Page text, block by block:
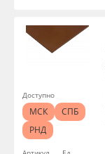
Доступно
МСК
СПБ
РНД